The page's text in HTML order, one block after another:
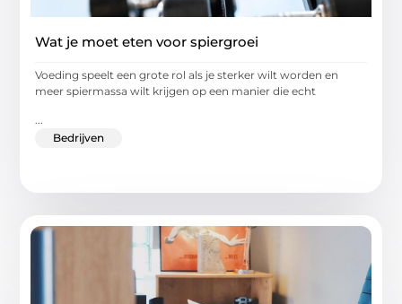
Wat je moet eten voor spiergroei
Voeding speelt een grote rol als je sterker wilt worden en
meer spiermassa wilt krijgen op een manier die echt
...
Bedrijven